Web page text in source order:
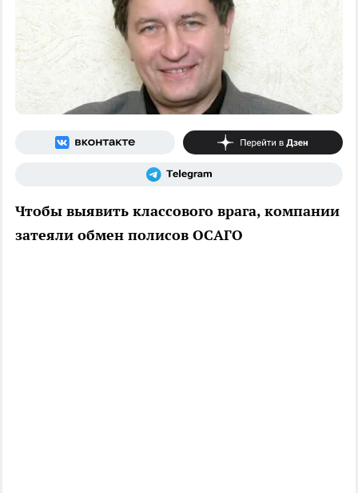
Чтобы выявить классового врага, компании
затеяли обмен полисов ОСАГО